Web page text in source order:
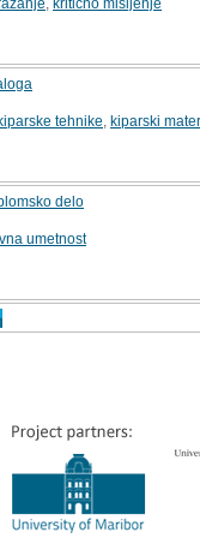
tehnike kiparski
delo
umetnost